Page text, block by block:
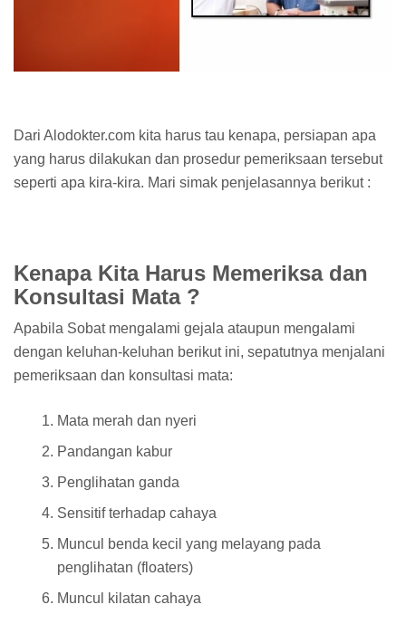
Dari Alodokter.com kita harus tau kenapa, persiapan apa
yang harus dilakukan dan prosedur pemeriksaan tersebut
seperti apa kira-kira. Mari simak penjelasannya berikut :
Kenapa Kita Harus Memeriksa dan
Konsultasi Mata ?
Apabila Sobat mengalami gejala ataupun mengalami
dengan keluhan-keluhan berikut ini, sepatutnya menjalani
pemeriksaan dan konsultasi mata:
Mata merah dan nyeri
Pandangan kabur
Penglihatan ganda
Sensitif terhadap cahaya
Muncul benda kecil yang melayang pada
penglihatan (floaters)
Muncul kilatan cahaya